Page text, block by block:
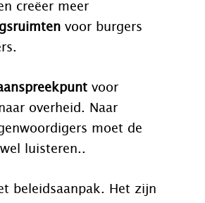
creëer meer
voor burgers
voor
overheid. Naar
moet de
luisteren..
beleidsaanpak. Het zijn